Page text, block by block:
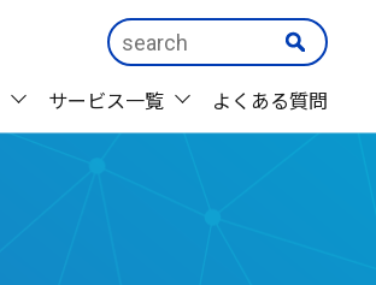
サービス一覧 よくある質問